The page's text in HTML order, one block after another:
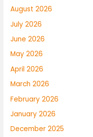
August 2026
July 2026
June 2026
May 2026
April 2026
March 2026
February 2026
January 2026
December 2025